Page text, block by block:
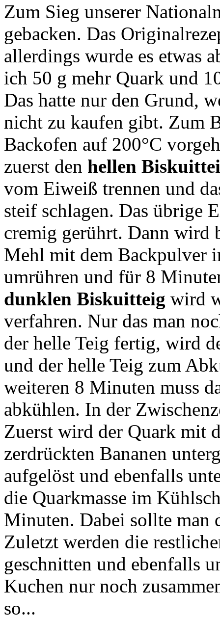
Zum Sieg unserer
gebacken. Das
allerdings wurde es etwas
ich 50 g mehr Quark und
Das hatte nur den Grund,
nicht zu kaufen gibt. Zum
Backofen auf 200°C
zuerst den hellen
vom Eiweiß trennen und
steif schlagen. Das übrige
cremig gerührt. Dann wird
Mehl mit dem Backpulver
umrühren und für 8
dunklen Biskuitteig wird
verfahren. Nur das man
der helle Teig fertig, wird
und der helle Teig zum
weiteren 8 Minuten muss
abkühlen. In der
Zuerst wird der Quark mit
zerdrückten Bananen
aufgelöst und ebenfalls
die Quarkmasse im
Minuten. Dabei sollte man
Zuletzt werden die
geschnitten und ebenfalls
Kuchen nur noch
so...